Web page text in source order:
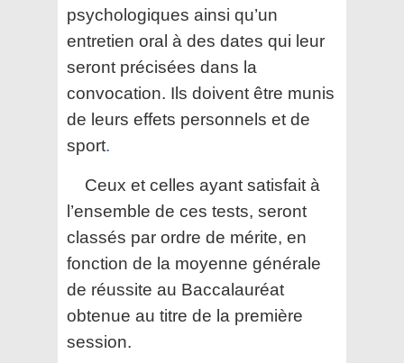
psychologiques ainsi qu’un
entretien oral à des dates qui leur
seront précisées dans la
convocation. Ils doivent être munis
de leurs effets personnels et de
sport.
Ceux et celles ayant satisfait à
l’ensemble de ces tests, seront
classés par ordre de mérite, en
fonction de la moyenne générale
de réussite au Baccalauréat
obtenue au titre de la première
session.